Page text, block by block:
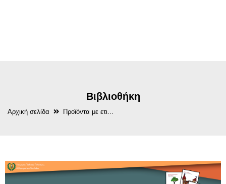
Βιβλιοθήκη
Αρχική σελίδα Προϊόντα με ετι...